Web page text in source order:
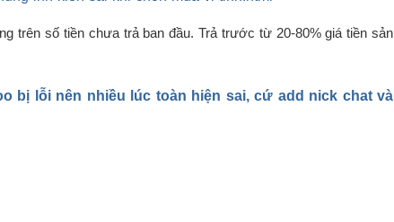
trên số tiền chưa trả ban đầu. Trả trước từ 20-80% giá tiền sản
bị lỗi nên nhiều lúc toàn hiện sai, cứ add nick chat và